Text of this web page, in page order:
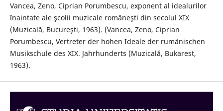
Vancea, Zeno, Ciprian Porumbescu, exponent al idealurilor
înaintate ale şcolii muzicale româneşti din secolul XIX
(Muzicală, Bucureşti, 1963). (Vancea, Zeno, Ciprian
Porumbescu, Vertreter der hohen Ideale der rumänischen
Musikschule des XIX. Jahrhunderts (Muzicală, Bukarest,
1963).